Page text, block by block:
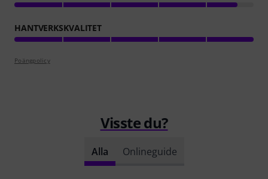
HANTVERKSKVALITET
Poängpolicy
Visste du?
Alla Onlineguide